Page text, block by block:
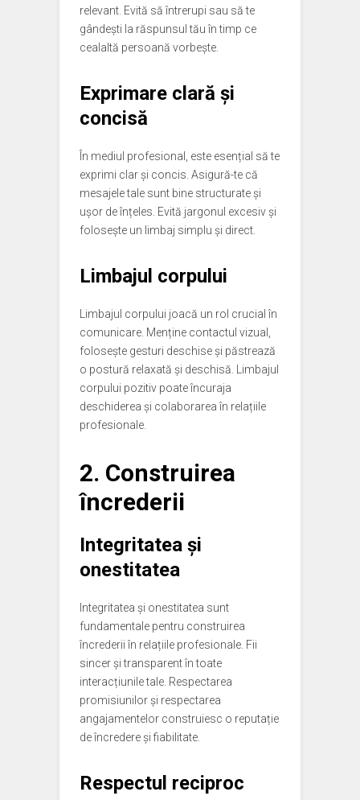
relevant. Evită să întrerupi sau să te
gândești la răspunsul tău în timp ce
cealaltă persoană vorbește.
Exprimare clară și
concisă
În mediul profesional, este esențial să te
exprimi clar și concis. Asigură-te că
mesajele tale sunt bine structurate și
ușor de înțeles. Evită jargonul excesiv și
folosește un limbaj simplu și direct.
Limbajul corpului
Limbajul corpului joacă un rol crucial în
comunicare. Menține contactul vizual,
folosește gesturi deschise și păstrează
o postură relaxată și deschisă. Limbajul
corpului pozitiv poate încuraja
deschiderea și colaborarea în relațiile
profesionale.
2. Construirea
încrederii
Integritatea și
onestitatea
Integritatea și onestitatea sunt
fundamentale pentru construirea
încrederii în relațiile profesionale. Fii
sincer și transparent în toate
interacțiunile tale. Respectarea
promisiunilor și respectarea
angajamentelor construiesc o reputație
de încredere și fiabilitate.
Respectul reciproc